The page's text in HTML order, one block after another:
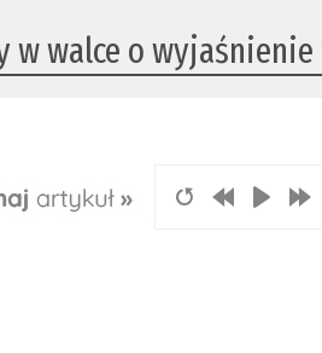
w walce o